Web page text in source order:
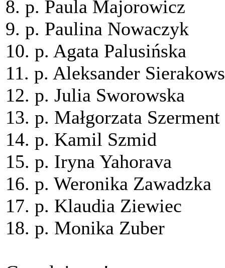
8. p. Paula Majorowicz
9. p. Paulina Nowaczyk
10. p. Agata Palusińska
11. p. Aleksander
12. p. Julia Sworowska
13. p. Małgorzata Szerment
14. p. Kamil Szmid
15. p. Iryna Yahorava
16. p. Weronika Zawadzka
17. p. Klaudia Ziewiec
18. p. Monika Zuber